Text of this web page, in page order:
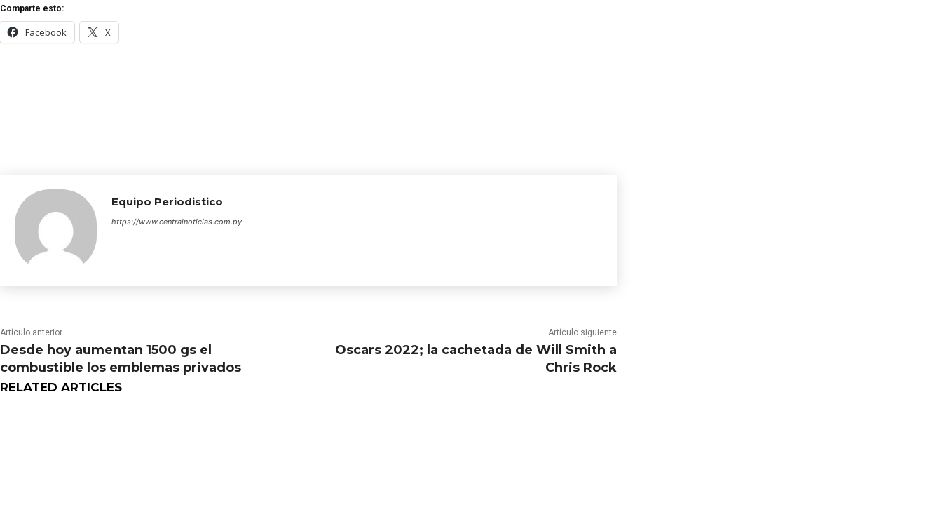
Comparte esto:
Facebook X
Equipo Periodistico
https://www.centralnoticias.com.py
Artículo anterior
Desde hoy aumentan 1500 gs el
combustible los emblemas privados
Artículo siguiente
Oscars 2022; la cachetada de Will Smith a
Chris Rock
RELATED ARTICLES